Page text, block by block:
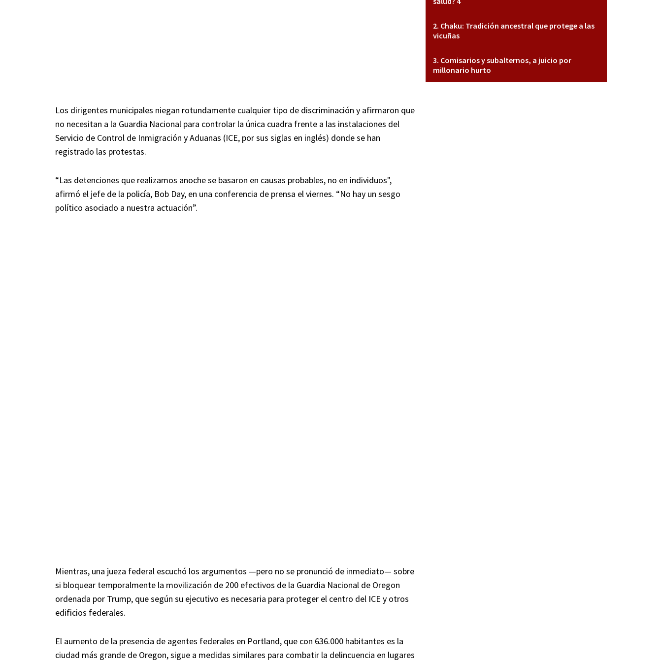
Los dirigentes municipales niegan rotundamente cualquier tipo de discriminación y afirmaron que
no necesitan a la Guardia Nacional para controlar la única cuadra frente a las instalaciones del
Servicio de Control de Inmigración y Aduanas (ICE, por sus siglas en inglés) donde se han
registrado las protestas.
“Las detenciones que realizamos anoche se basaron en causas probables, no en individuos",
afirmó el jefe de la policía, Bob Day, en una conferencia de prensa el viernes. “No hay un sesgo
político asociado a nuestra actuación”.
Mientras, una jueza federal escuchó los argumentos —pero no se pronunció de inmediato— sobre
si bloquear temporalmente la movilización de 200 efectivos de la Guardia Nacional de Oregon
ordenada por Trump, que según su ejecutivo es necesaria para proteger el centro del ICE y otros
edificios federales.
El aumento de la presencia de agentes federales en Portland, que con 636.000 habitantes es la
ciudad más grande de Oregon, sigue a medidas similares para combatir la delincuencia en lugares
Chaku: Tradición ancestral que protege a las
vicuñas
Comisarios y subalternos, a juicio por
millonario hurto